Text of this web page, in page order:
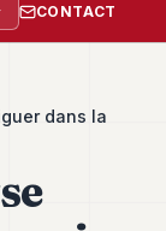
CONTACT
dans la